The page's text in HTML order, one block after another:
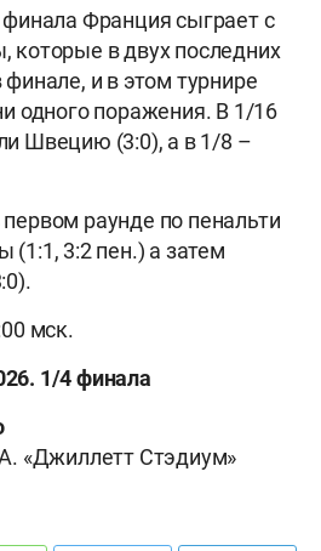
Франция сыграет с
в двух последних
и в этом турнире
одного поражения. В 1/16
Швецию (3:0), а в 1/8 –
раунде по пенальти
3:2 пен.) а затем
мск.
1/4 финала
«Джиллетт Стэдиум»